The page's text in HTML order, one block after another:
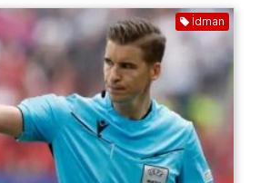
İdman